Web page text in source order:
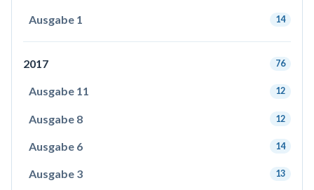
Ausgabe 1 14
2017 76
Ausgabe 11 12
Ausgabe 8 12
Ausgabe 6 14
Ausgabe 3 13